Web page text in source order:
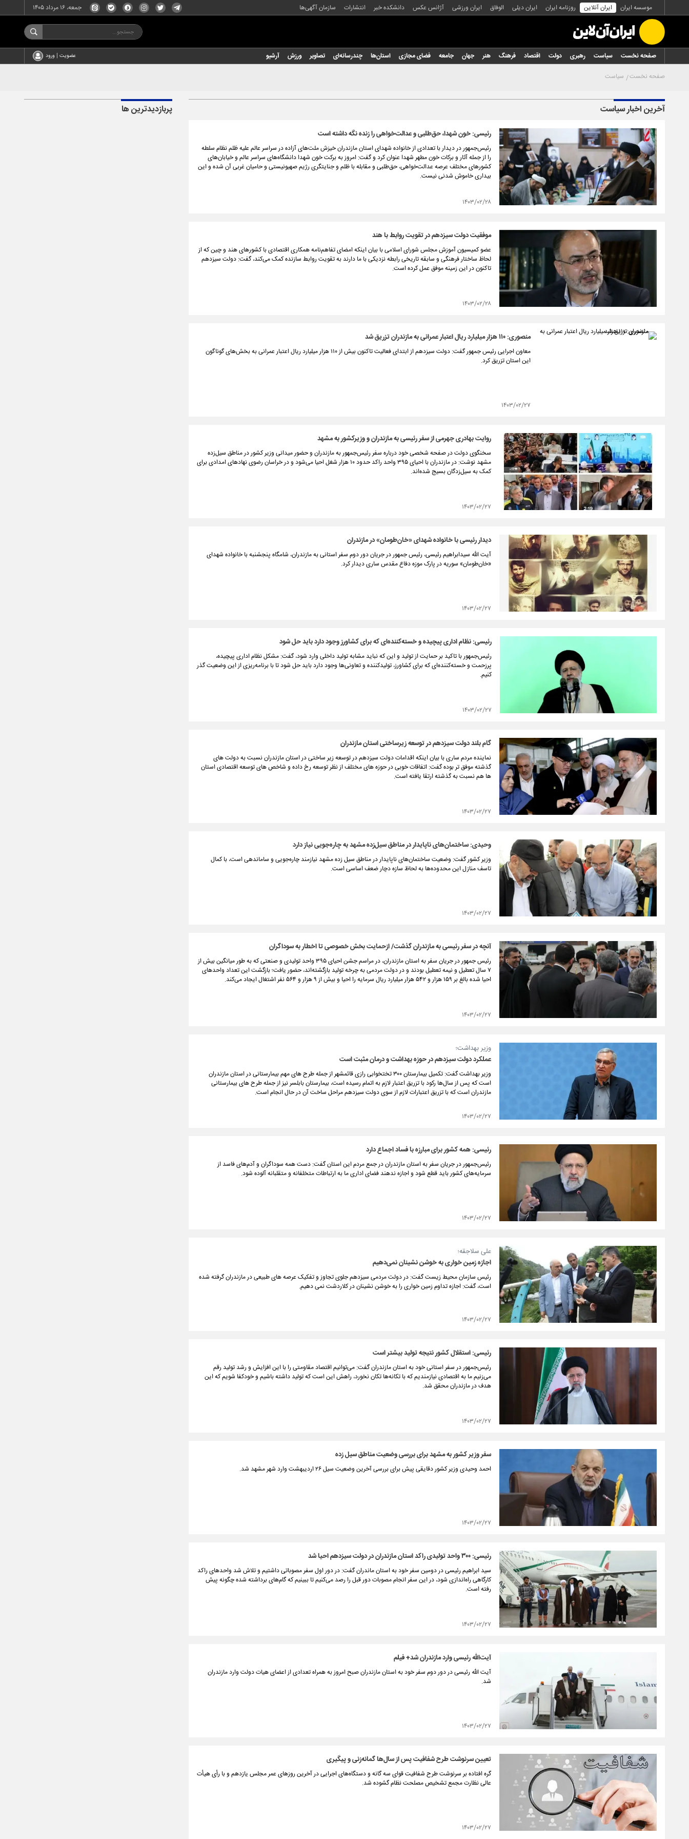
موسسه ایران ایران آنلاین روزنامه ایران ایران دیلی الوفاق ایران ورزشی آژانس عکس دانشکده خبر انتشارات سازمان آگهی‌ها جمعه، ۱۶ مرداد ۱۴۰۵
صفحه نخست سیاست رهبری دولت اقتصاد فرهنگ هنر جهان جامعه فضای مجازی استان‌ها چندرسانه‌ای تصاویر ورزش آرشیو عضویت | ورود
صفحه نخست سیاست
آخرین اخبار سیاست
رئیسی: خون شهدا، حق‌طلبی و عدالت‌خواهی را زنده نگه داشته است
رئیس‌جمهور در دیدار با تعدادی از خانواده شهدای استان مازندران خیزش ملت‌های آزاده در سراسر عالم علیه ظلم نظام سلطه
را از جمله آثار و برکات خون مطهر شهدا عنوان کرد و گفت: امروز به برکت خون شهدا دانشگاه‌های سراسر عالم و خیابان‌های
کشورهای مختلف عرصه عدالت‌خواهی، حق‌طلبی و مقابله با ظلم و جنایتگری رژیم صهیونیستی و حامیان غربی آن شده و این
بیداری خاموش شدنی نیست.
۱۴۰۳/۰۲/۲۸
موفقیت دولت سیزدهم در تقویت روابط با هند
عضو کمیسیون آموزش مجلس شورای اسلامی با بیان اینکه امضای تفاهم‌نامه همکاری اقتصادی با کشورهای هند و چین که از
لحاظ ساختار فرهنگی و سابقه تاریخی رابطه نزدیکی با ما دارند به تقویت روابط سازنده کمک می‌کند، گفت: دولت سیزدهم
تاکنون در این زمینه موفق عمل کرده است.
۱۴۰۳/۰۲/۲۸
منصوری: ۱۱۰ هزار میلیارد ریال اعتبار عمرانی به مازندران تزریق شد
معاون اجرایی رئیس جمهور گفت: دولت سیزدهم از ابتدای فعالیت تاکنون بیش از ۱۱۰ هزار میلیارد ریال اعتبار عمرانی به بخش‌های گوناگون
این استان تزریق کرد.
۱۴۰۳/۰۲/۲۷
روایت بهادری جهرمی از سفر رئیسی به مازندران و وزیرکشور به مشهد
سخنگوی دولت در صفحه شخصی خود درباره سفر رئیس‌جمهور به مازندران و حضور میدانی وزیر کشور در مناطق سیل‌زده
مشهد نوشت: در مازندران با احیای ۳۹۵ واحد راکد حدود ۱۰ هزار شغل احیا می‌شود و در خراسان رضوی نهادهای امدادی برای
کمک به سیل‌زدگان بسیج شده‌اند.
۱۴۰۳/۰۲/۲۷
دیدار رئیسی با خانواده شهدای «خان‌طومان» در مازندران
آیت الله سیدابراهیم رئیسی، رئیس جمهور در جریان دور دوم سفر استانی به مازندران، شامگاه پنجشنبه با خانواده‌ شهدای
«خان‌طومان» سوریه در پارک موزه دفاع مقدس ساری دیدار کرد.
۱۴۰۳/۰۲/۲۷
رئیسی: نظام اداری پیچیده و خسته‌کننده‌ای که برای کشاورز وجود دارد باید حل شود
رئیس‌جمهور با تاکید بر حمایت از تولید و این که نباید مشابه تولید داخلی وارد شود، گفت: مشکل نظام اداری پیچیده،
پرزحمت و خسته‌کننده‌ای که برای کشاورز، تولیدکننده و تعاونی‌ها وجود دارد باید حل شود تا با برنامه‌ریزی از این وضعیت گذر
کنیم.
۱۴۰۳/۰۲/۲۷
گام بلند دولت سیزدهم در توسعه زیرساختی استان مازندران
نماینده مردم ساری با بیان اینکه اقدامات دولت سیزدهم در توسعه زیر ساختی در استان مازندران نسبت به دولت های
گذشته موفق تر بوده گفت: اتفاقات خوبی در حوزه های مختلف از نظر توسعه رخ داده و شاخص های توسعه اقتصادی استان
ها هم نسبت به گذشته ارتقا یافته است.
۱۴۰۳/۰۲/۲۷
وحیدی: ساختمان‌های ناپایدار در مناطق سیل‌زده مشهد به چاره‌جویی نیاز دارد
وزیر کشور گفت: وضعیت ساختمان‌های ناپایدار در مناطق سیل زده مشهد نیازمند چاره‌جویی و ساماندهی است، با کمال
تاسف منازل این محدوده‌ها به لحاظ سازه دچار ضعف اساسی است.
۱۴۰۳/۰۲/۲۷
آنچه در سفر رئیسی به مازندران گذشت/ ازحمایت بخش خصوصی تا اخطار به سوداگران
رئیس جمهور در جریان سفر به استان مازندران، در مراسم جشن احیای ۳۹۵ واحد تولیدی و صنعتی که به طور میانگین بیش از
۷ سال تعطیل و نیمه تعطیل بودند و در دولت مردمی به چرخه تولید بازگشته‌اند، حضور یافت؛ بازگشت این تعداد واحدهای
احیا شده بالغ بر ۱۵۹ هزار و ۵۴۲ هزار میلیارد ریال سرمایه را احیا و بیش از ۹ هزار و ۵۶۴ نفر اشتغال ایجاد می‌کند.
۱۴۰۳/۰۲/۲۷
وزیر بهداشت؛
عملکرد دولت سیزدهم در حوزه بهداشت و درمان مثبت است
وزیر بهداشت گفت: تکمیل بیمارستان ۳۰۰ تختخوابی رازی قائمشهر از جمله طرح های مهم بیمارستانی در استان مازندران
است که پس از سال‌ها رکود با تزریق اعتبار لازم به اتمام رسیده است، بیمارستان بابلسر نیز از جمله طرح های بیمارستانی
مازندران است که با تزریق اعتبارات لازم از سوی دولت سیزدهم مراحل ساخت آن در حال انجام است.
۱۴۰۳/۰۲/۲۷
رئیسی: همه کشور برای مبارزه با فساد اجماع دارد
رئیس‌جمهور در جریان سفر به استان مازندران در جمع مردم این استان گفت: دست همه سوداگران و آدم‌های فاسد از
سرمایه‌های کشور باید قطع شود و اجازه ندهند فضای اداری ما به ارتباطات متخلفانه و متقلبانه آلوده شود.
۱۴۰۳/۰۲/۲۷
علی سلاجقه؛
اجازه زمین خواری به خوشن نشینان نمی‌دهیم
رئیس سازمان محیط زیست گفت: در دولت مردمی سیزدهم جلوی تجاوز و تفکیک عرصه های طبیعی در مازندران گرفته شده
است، گفت: اجازه تداوم زمین خواری را به خوشن نشینان در کلاردشت نمی دهیم.
۱۴۰۳/۰۲/۲۷
رئیسی: استقلال کشور نتیجه تولید بیشتر است
رئیس‌جمهور در سفر استانی خود به استان مازندران گفت: می‌توانیم اقتصاد مقاومتی را با این افزایش و رشد تولید رقم
می‌زنیم ما به اقتصادی نیازمندیم که با تکانه‌ها تکان نخورد، راهش این است که تولید داشته باشیم و خودکفا شویم که این
هدف در مازندران محقق شد.
۱۴۰۳/۰۲/۲۷
سفر وزیر کشور به مشهد برای بررسی وضعیت مناطق سیل زده
احمد وحیدی وزیر کشور دقایقی پیش برای بررسی آخرین وضعیت سیل ۲۶ اردیبهشت وارد شهر مشهد شد.
۱۴۰۳/۰۲/۲۷
رئیسی: ۳۰۰ واحد تولیدی راکد استان مازندران در دولت سیزدهم احیا شد
سید ابراهیم رئیسی در دومین سفر خود به استان ماندران گفت: در دور اول سفر مصوباتی داشتیم و تلاش شد واحدهای راکد
کارگاهی راه‌اندازی شود، در این سفر انجام مصوبات دور قبل را رصد می‌کنیم تا ببینیم که گام‌های برداشته شده چگونه پیش
رفته است.
۱۴۰۳/۰۲/۲۷
آیت‌الله رئیسی وارد مازندران شد+ فیلم
آیت الله رئیسی در دور دوم سفر خود به استان مازندران صبح امروز به همراه تعدادی از اعضای هیات دولت وارد مازندران
شد.
۱۴۰۳/۰۲/۲۷
تعیین سرنوشت طرح شفافیت پس از سال‌ها گمانه‌زنی و پیگیری
گره افتاده بر سرنوشت طرح شفافیت قوای سه گانه و دستگاه‌های اجرایی در آخرین روزهای عمر مجلس یازدهم و با رأی هیأت
عالی نظارت مجمع تشخیص مصلحت نظام گشوده شد.
۱۴۰۳/۰۲/۲۷
پربازدیدترین ها